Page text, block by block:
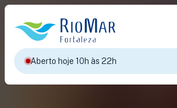
Aberto hoje 10h às 22h